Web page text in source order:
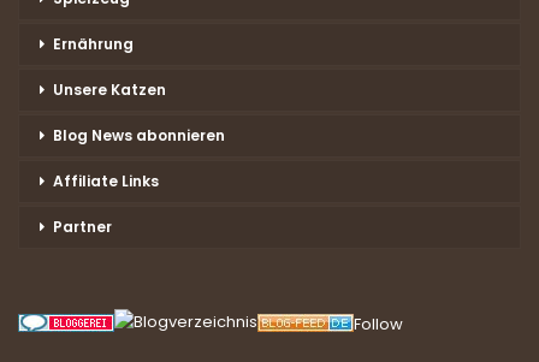
Ernährung
Unsere Katzen
Blog News abonnieren
Affiliate Links
Partner
Follow